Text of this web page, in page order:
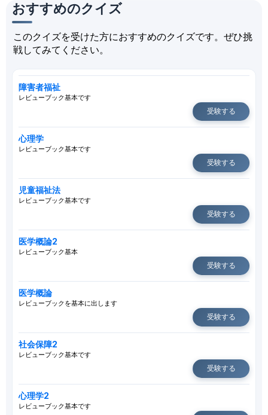
おすすめのクイズ
このクイズを受けた方におすすめのクイズです。ぜひ挑
戦してみてください。
障害者福祉
レビューブック基本です
受験する
心理学
レビューブック基本です
受験する
児童福祉法
レビューブック基本です
受験する
医学概論2
レビューブック基本
受験する
医学概論
レビューブックを基本に出します
受験する
社会保障2
レビューブック基本です
受験する
心理学2
レビューブック基本です